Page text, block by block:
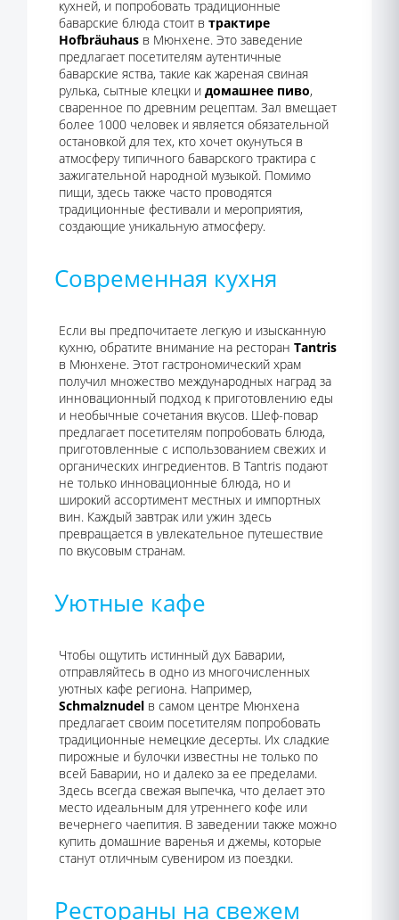
кухней, и попробовать традиционные
баварские блюда стоит в трактире
Hofbräuhaus в Мюнхене. Это заведение
предлагает посетителям аутентичные
баварские яства, такие как жареная свиная
рулька, сытные клецки и домашнее пиво,
сваренное по древним рецептам. Зал вмещает
более 1000 человек и является обязательной
остановкой для тех, кто хочет окунуться в
атмосферу типичного баварского трактира с
зажигательной народной музыкой. Помимо
пищи, здесь также часто проводятся
традиционные фестивали и мероприятия,
создающие уникальную атмосферу.
Современная кухня
Если вы предпочитаете легкую и изысканную
кухню, обратите внимание на ресторан Tantris
в Мюнхене. Этот гастрономический храм
получил множество международных наград за
инновационный подход к приготовлению еды
и необычные сочетания вкусов. Шеф-повар
предлагает посетителям попробовать блюда,
приготовленные с использованием свежих и
органических ингредиентов. В Tantris подают
не только инновационные блюда, но и
широкий ассортимент местных и импортных
вин. Каждый завтрак или ужин здесь
превращается в увлекательное путешествие
по вкусовым странам.
Уютные кафе
Чтобы ощутить истинный дух Баварии,
отправляйтесь в одно из многочисленных
уютных кафе региона. Например,
Schmalznudel в самом центре Мюнхена
предлагает своим посетителям попробовать
традиционные немецкие десерты. Их сладкие
пирожные и булочки известны не только по
всей Баварии, но и далеко за ее пределами.
Здесь всегда свежая выпечка, что делает это
место идеальным для утреннего кофе или
вечернего чаепития. В заведении также можно
купить домашние варенья и джемы, которые
станут отличным сувениром из поездки.
Рестораны на свежем